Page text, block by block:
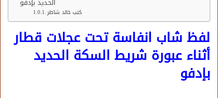
الحديد بإدفو
كتب خالد شاطر
لفظ شاب انفاسة تحت عجلات قطار
أثناء عبورة شريط السكة الحديد
بإدفو